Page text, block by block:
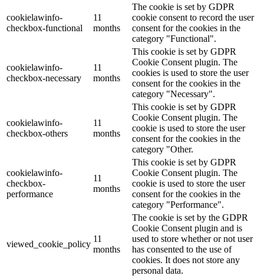
cookielawinfo-
checkbox-functional
11
months
The cookie is set by GDPR
cookie consent to record the user
consent for the cookies in the
category "Functional".
cookielawinfo-
checkbox-necessary
11
months
This cookie is set by GDPR
Cookie Consent plugin. The
cookies is used to store the user
consent for the cookies in the
category "Necessary".
cookielawinfo-
checkbox-others
11
months
This cookie is set by GDPR
Cookie Consent plugin. The
cookie is used to store the user
consent for the cookies in the
category "Other.
cookielawinfo-
checkbox-
performance
11
months
This cookie is set by GDPR
Cookie Consent plugin. The
cookie is used to store the user
consent for the cookies in the
category "Performance".
viewed_cookie_policy
11
months
The cookie is set by the GDPR
Cookie Consent plugin and is
used to store whether or not user
has consented to the use of
cookies. It does not store any
personal data.